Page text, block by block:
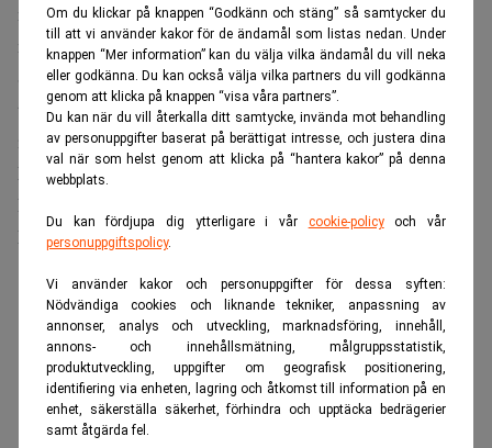
Om du klickar på knappen “Godkänn och stäng” så samtycker du
till att vi använder kakor för de ändamål som listas nedan. Under
knappen “Mer information” kan du välja vilka ändamål du vill neka
eller godkänna. Du kan också välja vilka partners du vill godkänna
genom att klicka på knappen “visa våra partners”.
Du kan när du vill återkalla ditt samtycke, invända mot behandling
av personuppgifter baserat på berättigat intresse, och justera dina
val när som helst genom att klicka på “hantera kakor” på denna
webbplats.
Du kan fördjupa dig ytterligare i vår cookie-policyoch vår
personuppgiftspolicy.
Vi använder kakor och personuppgifter för dessa syften:
Nödvändiga cookies och liknande tekniker, anpassning av
annonser, analys och utveckling, marknadsföring, innehåll,
annons- och innehållsmätning, målgruppsstatistik,
produktutveckling, uppgifter om geografisk positionering,
identifiering via enheten, lagring och åtkomst till information på en
enhet, säkerställa säkerhet, förhindra och upptäcka bedrägerier
samt åtgärda fel.
många börsintroduktioner utvecklats svagare än den breda
marknaden under åren efter noteringen.
Särskilt bolag med mycket höga värderingar i förhållande
till sina intäkter har haft svårt att leva upp till
investerarnas förväntningar.
Läs mer:Flörten med Anthropic: Flytta till Europa.
Dagens PS
Enorma värderingar
ANNONS